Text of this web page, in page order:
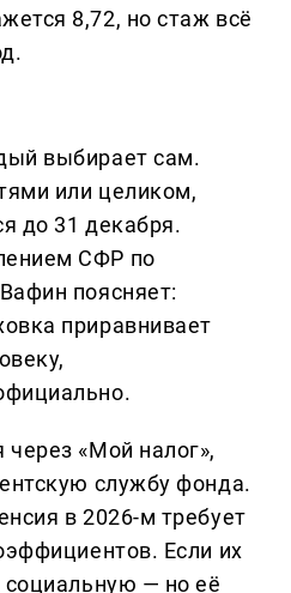
8,72, но стаж всё
выбирает сам.
или целиком,
до 31 декабря.
СФР по
поясняет:
приравнивает
через «Мой налог»,
службу фонда.
в 2026-м требует
Если их
социальную — но её